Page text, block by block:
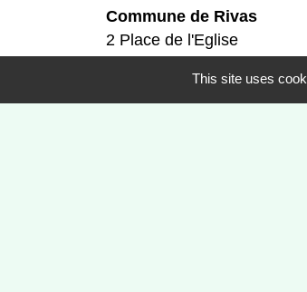
Commune de Rivas
2 Place de l'Eglise
+33 4 77 54 63 43This site uses